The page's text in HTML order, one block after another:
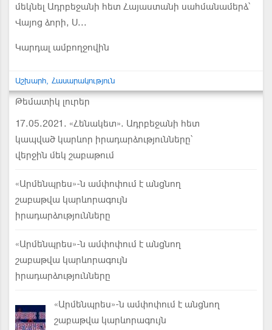
մեկնել Ադրբեջանի հետ Հայաստանի սահմանամերձ՝
Վայոց ձորի, Ս...
Կարդալ ամբողջովին
Աշխարհ Հասարակություն
Թեմատիկ լուրեր
17.05.2021. «Հենակետ». Ադրբեջանի հետ
կապված կարևոր իրադարձությունները՝
վերջին մեկ շաբաթում
«Արմենպրես»-ն ամփոփում է անցնող
շաբաթվա կարևորագույն
իրադարձությունները
«Արմենպրես»-ն ամփոփում է անցնող
շաբաթվա կարևորագույն
իրադարձությունները
«Արմենպրես»-ն ամփոփում է անցնող
շաբաթվա կարևորագույն